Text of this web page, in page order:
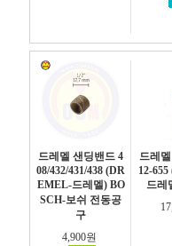
드레멜 샌딩밴드 4
08/432/431/438 (DR
EMEL-드레멜) BO
SCH-보쉬 전동공
구
4,900원
드레
12-
드레